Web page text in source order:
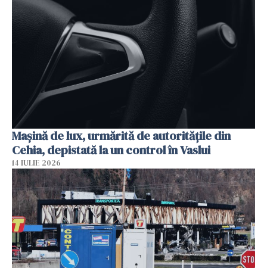
Mașină de lux, urmărită de autoritățile din
Cehia, depistată la un control în Vaslui
14 IULIE 2026